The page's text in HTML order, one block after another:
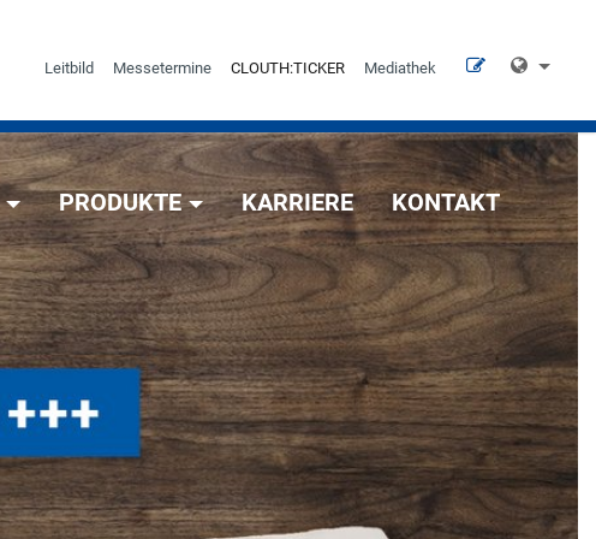
Leitbild Messetermine CLOUTH:TICKER Mediathek
PRODUKTE KARRIERE KONTAKT